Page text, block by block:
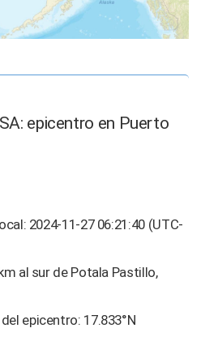
epicentro en Puerto
2024-11-27 06:21:40 (UTC-
al sur de Potala Pastillo,
epicentro: 17.833°N